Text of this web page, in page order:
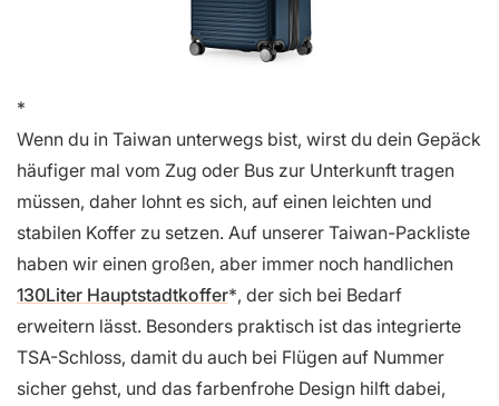
Wenn du in Taiwan unterwegs bist, wirst du dein Gepäck
häufiger mal vom Zug oder Bus zur Unterkunft tragen
müssen, daher lohnt es sich, auf einen leichten und
stabilen Koffer zu setzen. Auf unserer Taiwan-Packliste
haben wir einen großen, aber immer noch handlichen
130Liter Hauptstadtkoffer , der sich bei Bedarf
erweitern lässt. Besonders praktisch ist das integrierte
TSA-Schloss, damit du auch bei Flügen auf Nummer
sicher gehst, und das farbenfrohe Design hilft dabei,